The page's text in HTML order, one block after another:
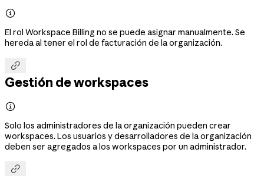

El rol Workspace Billing no se puede asignar manualmente. Se
hereda al tener el rol de facturación de la organización.

Gestión de workspaces

Solo los administradores de la organización pueden crear
workspaces. Los usuarios y desarrolladores de la organización
deben ser agregados a los workspaces por un administrador.
